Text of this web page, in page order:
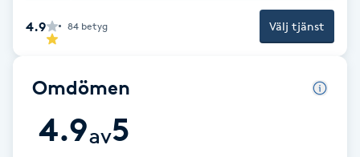
Extensions
Extensions borttagning
Eyeliner-tatuering
4.9 84 betyg Välj tjänst
Omdömen
4.9av5